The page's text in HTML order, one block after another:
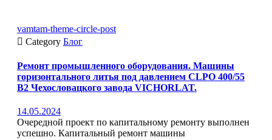
vamtam-theme-circle-post
 Category Блог
Ремонт промышленного оборудования. Машины
горизонтального литья под давлением CLPO 400/55
B2 Чехословацкого завода VICHORLAT.
14.05.2024
Очередной проект по капитальному ремонту выполнен
успешно. Капитальный ремонт машины